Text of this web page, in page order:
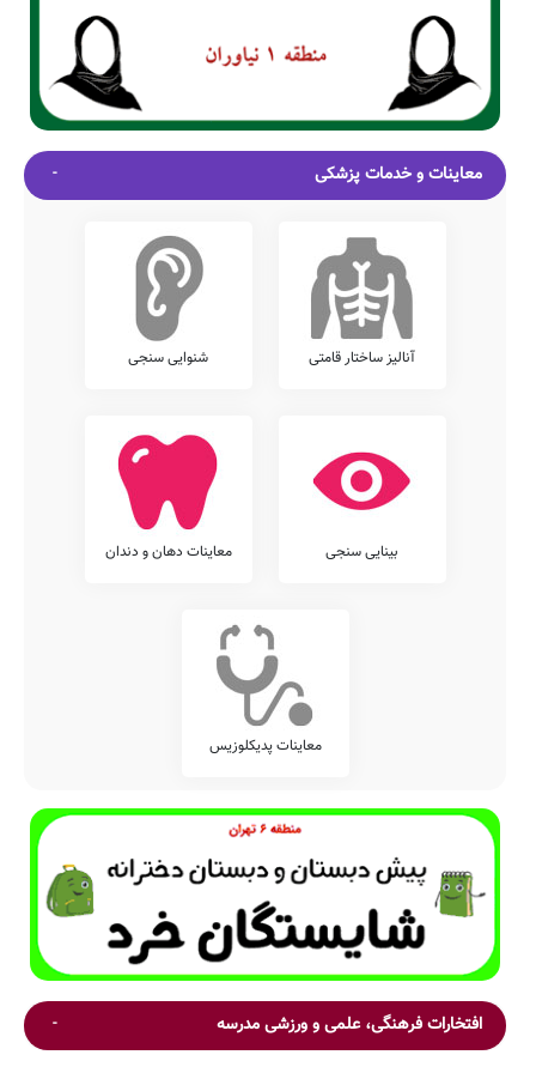
معاینات و خدمات پزشکی
آنالیز ساختار قامتی شنوایی سنجی
بینایی سنجی معاینات دهان و دندان
معاینات پدیکلوزیس
افتخارات فرهنگی، علمی و ورزشی مدرسه